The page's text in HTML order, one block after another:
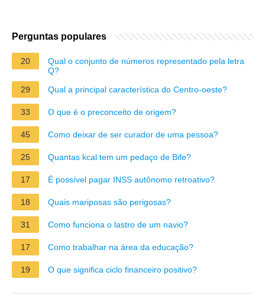
Perguntas populares
20
Qual o conjunto de números representado pela letra
Q?
29
Qual a principal característica do Centro-oeste?
33 O que é o preconceito de origem?
45 Como deixar de ser curador de uma pessoa?
25 Quantas kcal tem um pedaço de Bife?
17 É possível pagar INSS autônomo retroativo?
18 Quais mariposas são perigosas?
31 Como funciona o lastro de um navio?
17 Como trabalhar na área da educação?
19 O que significa ciclo financeiro positivo?